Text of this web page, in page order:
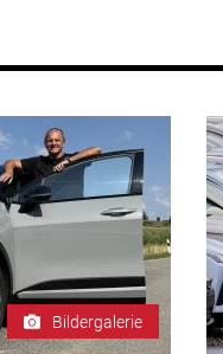
Bildergalerie